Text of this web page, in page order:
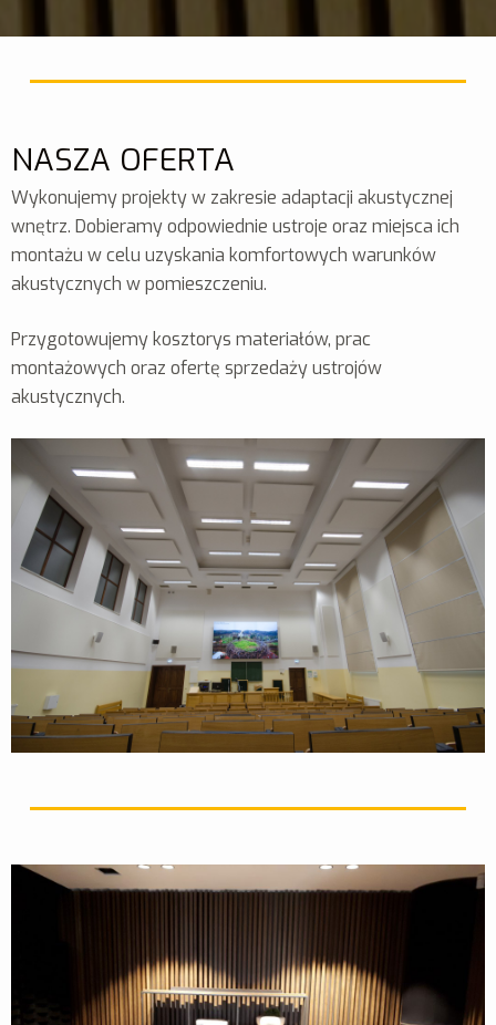
NASZA OFERTA
Wykonujemy projekty w zakresie adaptacji akustycznej
wnętrz. Dobieramy odpowiednie ustroje oraz miejsca ich
montażu w celu uzyskania komfortowych warunków
akustycznych w pomieszczeniu.
Przygotowujemy kosztorys materiałów, prac
montażowych oraz ofertę sprzedaży ustrojów
akustycznych.